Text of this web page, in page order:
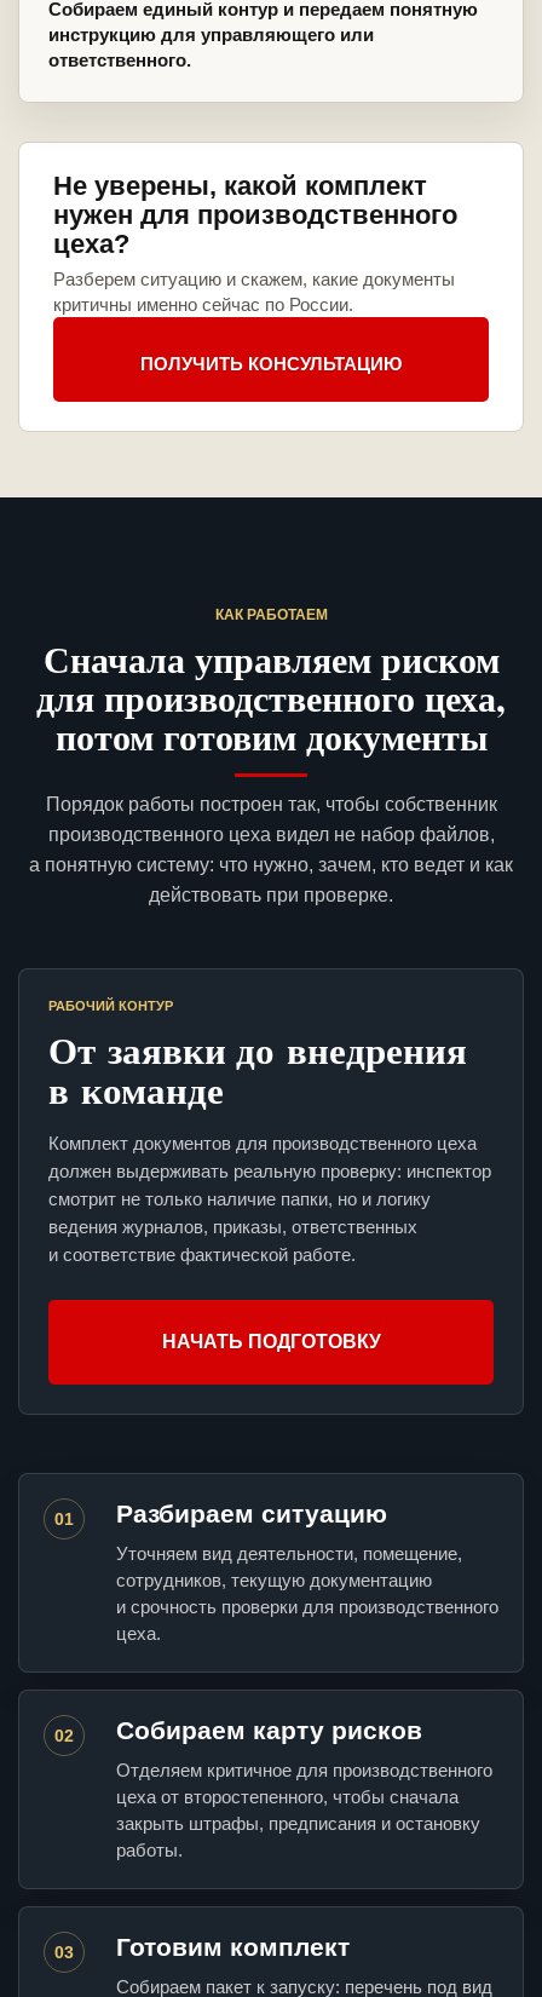
Собираем единый контур и передаем понятную
инструкцию для управляющего или
ответственного.
Не уверены, какой комплект
нужен для производственного
цеха?
Разберем ситуацию и скажем, какие документы
критичны именно сейчас по России.
ПОЛУЧИТЬ КОНСУЛЬТАЦИЮ
КАК РАБОТАЕМ
Сначала управляем риском
для производственного цеха,
потом готовим документы
Порядок работы построен так, чтобы собственник
производственного цеха видел не набор файлов,
а понятную систему: что нужно, зачем, кто ведет и как
действовать при проверке.
РАБОЧИЙ КОНТУР
От заявки до внедрения
в команде
Комплект документов для производственного цеха
должен выдерживать реальную проверку: инспектор
смотрит не только наличие папки, но и логику
ведения журналов, приказы, ответственных
и соответствие фактической работе.
НАЧАТЬ ПОДГОТОВКУ
01 Разбираем ситуацию
Уточняем вид деятельности, помещение,
сотрудников, текущую документацию
и срочность проверки для производственного
цеха.
02 Собираем карту рисков
Отделяем критичное для производственного
цеха от второстепенного, чтобы сначала
закрыть штрафы, предписания и остановку
работы.
03 Готовим комплект
Собираем пакет к запуску: перечень под вид